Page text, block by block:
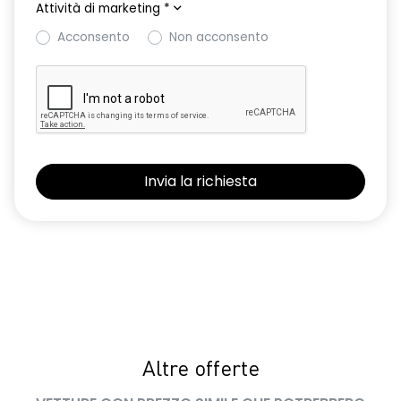
manuale di uso e manutenzione digitale
Pacchetto Guida Connessa, incluso per 5 anni
Pacchetto Remote Control, incluso per 5 anni
parking camera posteriore HD
sellerie in nuovo tessuto grigio melange e nero kario con
Attività di marketing *
Acconsento
Non acconsento
Altre offerte